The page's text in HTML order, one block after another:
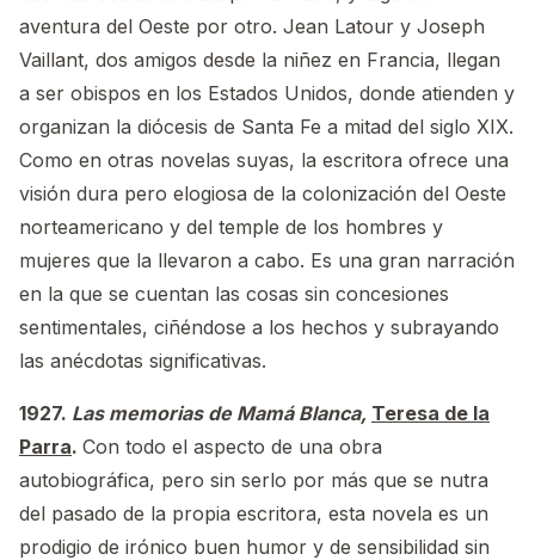
aventura del Oeste por otro. Jean Latour y Joseph
Vaillant, dos amigos desde la niñez en Francia, llegan
a ser obispos en los Estados Unidos, donde atienden y
organizan la diócesis de Santa Fe a mitad del siglo XIX.
Como en otras novelas suyas, la escritora ofrece una
visión dura pero elogiosa de la colonización del Oeste
norteamericano y del temple de los hombres y
mujeres que la llevaron a cabo. Es una gran narración
en la que se cuentan las cosas sin concesiones
sentimentales, ciñéndose a los hechos y subrayando
las anécdotas significativas.
1927. Las memorias de Mamá Blanca, Teresa de la
Parra. Con todo el aspecto de una obra
autobiográfica, pero sin serlo por más que se nutra
del pasado de la propia escritora, esta novela es un
prodigio de irónico buen humor y de sensibilidad sin